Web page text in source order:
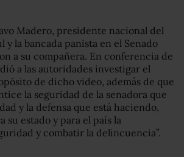
Madero, presidente nacional del
y la bancada panista en el Senado
a su compañera. En conferencia de
a las autoridades investigar el
de dicho video, además de que
la seguridad de la senadora que
y la defensa que está haciendo,
su estado y para el país la
y combatir la delincuencia”.